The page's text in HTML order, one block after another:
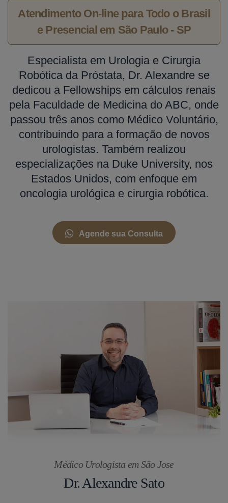
Atendimento On-line para Todo o Brasil
e Presencial em São Paulo - SP
Especialista em Urologia e Cirurgia
Robótica da Próstata, Dr. Alexandre se
dedicou a Fellowships em cálculos renais
pela Faculdade de Medicina do ABC, onde
passou três anos como Médico Voluntário,
contribuindo para a formação de novos
urologistas. Também realizou
especializações na Duke University, nos
Estados Unidos, com enfoque em
oncologia urológica e cirurgia robótica.
Agende sua Consulta
Médico Urologista em São Jose
Dr. Alexandre Sato